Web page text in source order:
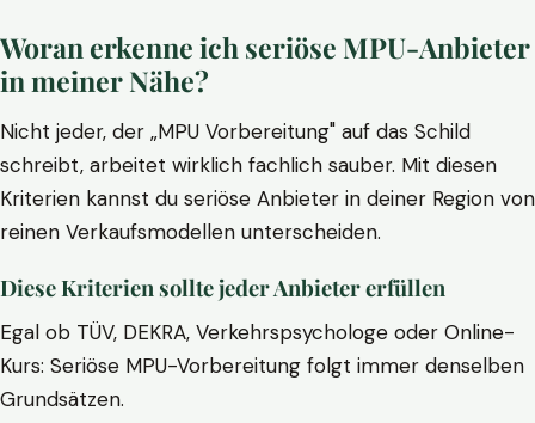
Woran erkenne ich seriöse MPU-Anbieter
in meiner Nähe?
Nicht jeder, der „MPU Vorbereitung" auf das Schild
schreibt, arbeitet wirklich fachlich sauber. Mit diesen
Kriterien kannst du seriöse Anbieter in deiner Region von
reinen Verkaufsmodellen unterscheiden.
Diese Kriterien sollte jeder Anbieter erfüllen
Egal ob TÜV, DEKRA, Verkehrspsychologe oder Online-
Kurs: Seriöse MPU-Vorbereitung folgt immer denselben
Grundsätzen.